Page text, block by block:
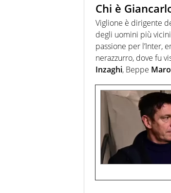
Chi è
Viglione è dirigente
degli uomini più vicini
passione per l’Inter,
nerazzurro, dove fu
Inzaghi, Beppe